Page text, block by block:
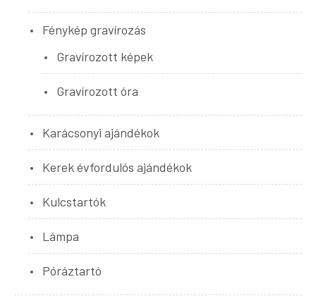
Fénykép gravírozás
Gravírozott képek
Gravírozott óra
Karácsonyi ajándékok
Kerek évfordulós ajándékok
Kulcstartók
Lámpa
Póráztartó